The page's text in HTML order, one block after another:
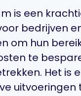
is een
bedrijven
om hun
te
Het is
uitvoeringen